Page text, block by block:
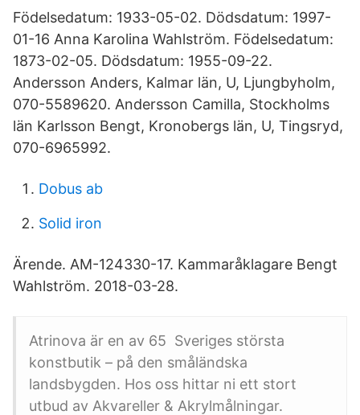
Födelsedatum: 1933-05-02. Dödsdatum: 1997-
01-16 Anna Karolina Wahlström. Födelsedatum:
1873-02-05. Dödsdatum: 1955-09-22.
Andersson Anders, Kalmar län, U, Ljungbyholm,
070-5589620. Andersson Camilla, Stockholms
län Karlsson Bengt, Kronobergs län, U, Tingsryd,
070-6965992.
Dobus ab
Solid iron
Ärende. AM-124330-17. Kammaråklagare Bengt
Wahlström. 2018-03-28.
Atrinova är en av 65 Sveriges största
konstbutik – på den småländska
landsbygden. Hos oss hittar ni ett stort
utbud av Akvareller & Akrylmålningar.